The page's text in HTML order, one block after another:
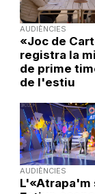
AUDIÈNCIES
«Joc de
registra la
de prime
de l'estiu
AUDIÈNCIES
L'«Atrapa'm